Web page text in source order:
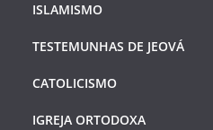
ISLAMISMO
TESTEMUNHAS DE JEOVÁ
CATOLICISMO
IGREJA ORTODOXA